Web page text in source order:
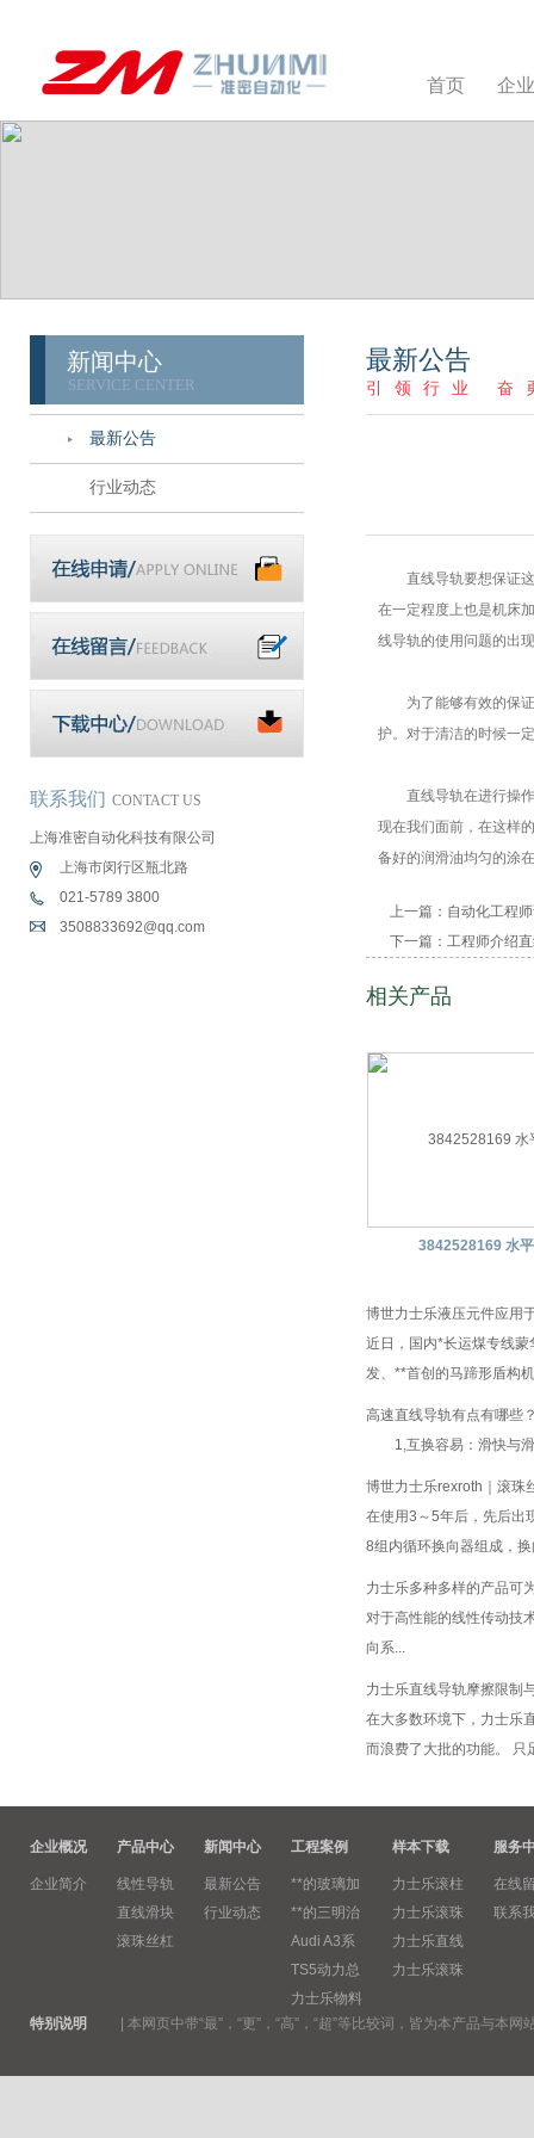
首页 企
新闻中心
SERVICE CENTER
最新公告
行业动态
联系我们 CONTACT US
上海准密自动化科技有限公司
上海市闵行区瓶北路
021-5789 3800
3508833692@qq.com
最新公告
引领行业 奋
直线导轨要想保证这
在一定程度上也是机床
线导轨的使用问题的出
为了能够有效的保证
护。对于清洁的时候一
直线导轨在进行操作
现在我们面前，在这样
备好的润滑油均匀的涂
上一篇： 自动化工程
下一篇： 工程师介绍
相关产品
3842528169 水
博世力士乐液压元件应用
近日，国内*长运煤专线
发、**首创的马蹄形盾构
高速直线导轨有点有哪些
1,互换容易：滑快与滑
博世力士乐rexroth｜滚珠
在使用3～5年后，先后出
8组内循环换向器组成，
力士乐多种多样的产品可
对于高性能的线性传动技
向系...
力士乐直线导轨摩擦限制
在大多数环境下，力士乐
而浪费了大批的功能。 只
企业概况
企业简介
产品中心
线性导轨
直线滑块
滚珠丝杠
新闻中心
最新公告
行业动态
工程案例
**的玻璃加
**的三明治
Audi A3系
TS5动力总
力士乐物料
样本下载
力士乐滚柱
力士乐滚珠
力士乐直线
力士乐滚珠
服务
在线
联系
特别说明 本网页中带“最”，“更”，“高”，“超”等比较词，皆为本产品与本网